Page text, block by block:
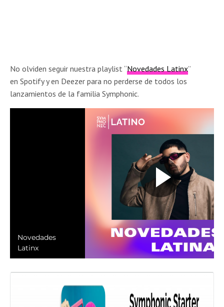
No olviden seguir nuestra playlist “Novedades Latinx”
en Spotify y en Deezer para no perderse de todos los
lanzamientos de la familia Symphonic.